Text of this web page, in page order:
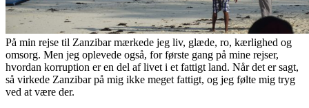
På min rejse til Zanzibar mærkede jeg liv, glæde, ro, kærlighed og
omsorg. Men jeg oplevede også, for første gang på mine rejser,
hvordan korruption er en del af livet i et fattigt land. Når det er sagt,
så virkede Zanzibar på mig ikke meget fattigt, og jeg følte mig tryg
ved at være der.